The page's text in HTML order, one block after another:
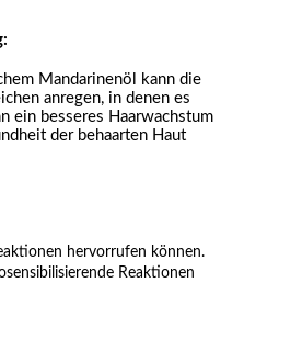
Mandarinenöl kann die
anregen, in denen es
ein besseres Haarwachstum
der behaarten Haut
hervorrufen können.
Reaktionen